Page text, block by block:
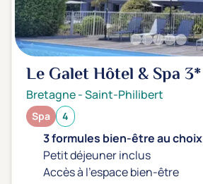
Le Galet Hôtel & Spa 3*
Bretagne-Saint-Philibert
Spa 4
3 formules bien-être au choix
Petit déjeuner inclus
Accès à l'espace bien-être